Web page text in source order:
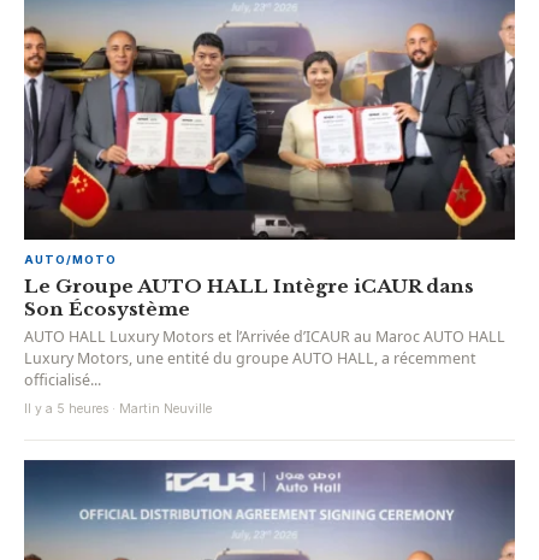
AUTO/MOTO
Le Groupe AUTO HALL Intègre iCAUR dans
Son Écosystème
AUTO HALL Luxury Motors et l’Arrivée d’ICAUR au Maroc AUTO HALL
Luxury Motors, une entité du groupe AUTO HALL, a récemment
officialisé...
Il y a 5 heures · Martin Neuville